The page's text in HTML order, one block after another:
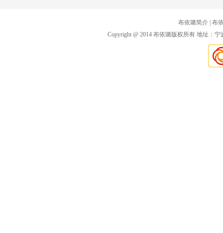
布依璐简介 | 布
Copyright @ 2014 布依璐版权所有 地址